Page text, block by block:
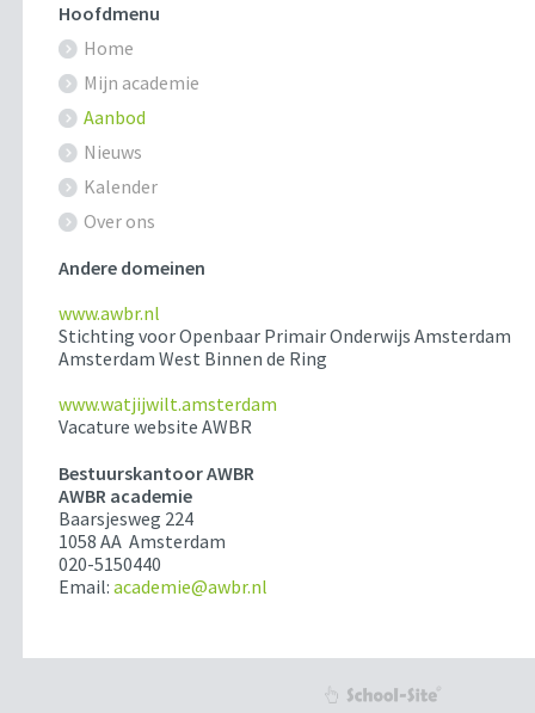
Hoofdmenu
Home
Mijn academie
Aanbod
Nieuws
Kalender
Over ons
Andere domeinen
www.awbr.nl
Stichting voor Openbaar Primair Onderwijs Amsterdam
Amsterdam West Binnen de Ring
www.watjijwilt.amsterdam
Vacature website AWBR
Bestuurskantoor AWBR
AWBR academie
Baarsjesweg 224
1058 AA Amsterdam
020-5150440
Email:academie@awbr.nl